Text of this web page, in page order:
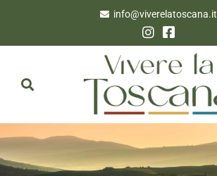
info@viverelatoscana.it